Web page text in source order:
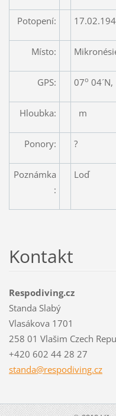
Potopení:
Místo:
GPS: 07o 04´N,
Hloubka: m
Ponory: ?
Poznámka
:
Loď
Kontakt
Respodiving.cz
Standa Slabý
Vlasákova 1701
258 01 Vlašim Czech
+420 602 44 28 27
standa@respodiving.cz